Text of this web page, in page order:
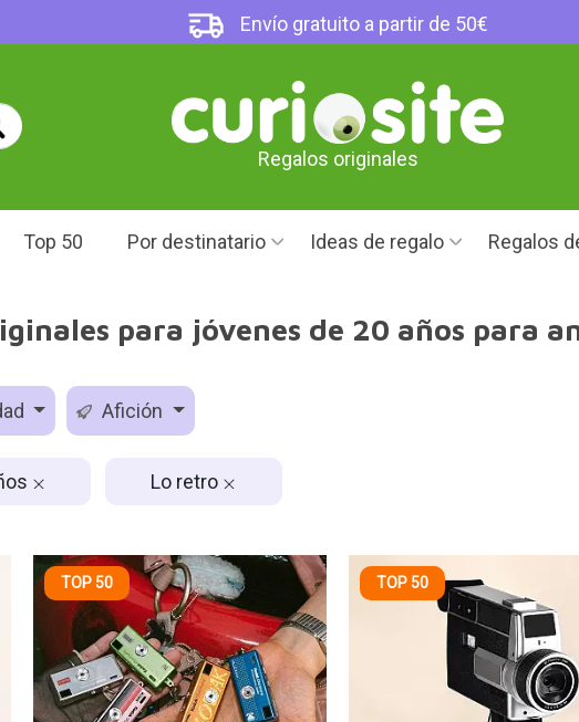
Envío gratuito a partir de 50€
Regalos originales
Top 50 Por destinatario Ideas de regalo Regalos
para jóvenes de 20 años para
Afición
Lo retro
TOP 50 TOP 50